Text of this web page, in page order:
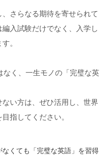
さらなる期待を寄せられて
入試験だけでなく、入学し
。
なく、一生モノの「完璧な英
い方は、ぜひ活用し、世界
指してください。
くても「完璧な英語」を習得